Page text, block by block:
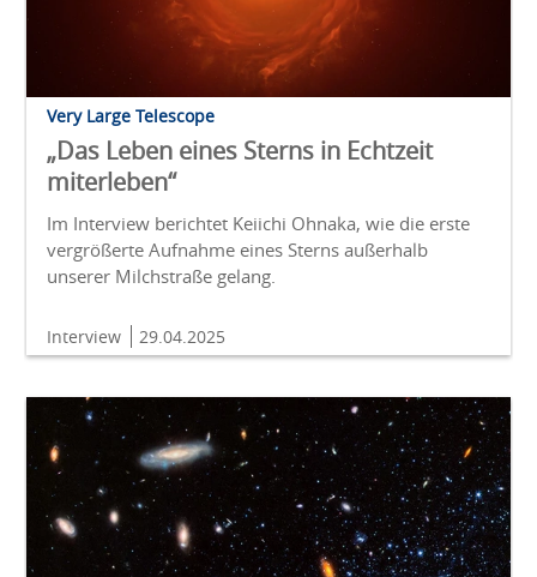
Very Large Telescope
„Das Leben eines Sterns in Echtzeit
miterleben“
Im Interview berichtet Keiichi Ohnaka, wie die erste
vergrößerte Aufnahme eines Sterns außerhalb
unserer Milchstraße gelang.
Interview 29.04.2025